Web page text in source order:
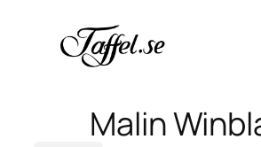
Malin